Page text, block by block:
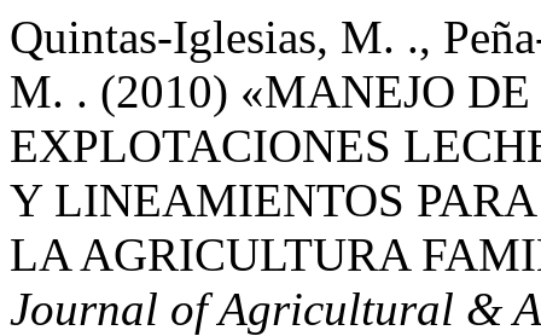
Quintas-Iglesias, M. .,
M. . (2010) «MANEJO
EXPLOTACIONES
Y LINEAMIENTOS
LA AGRICULTURA
Journal of Agricultural &